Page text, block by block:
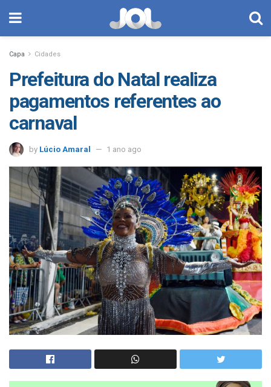
Capa Cidades
Prefeitura do Natal realiza
pagamentos referentes ao
carnaval
by Lúcio Amaral 1 ano ago